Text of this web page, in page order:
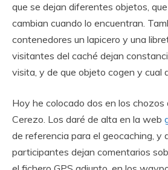
que se dejan diferentes objetos,
cambian cuando lo encuentran.
contenedores un lapicero y una
visitantes del caché dejan
visita, y de que objeto cogen y cual
Hoy he colocado dos en los chozos
Cerezo. Los daré de alta en la web
de referencia para el geocaching, y
participantes dejan comentarios